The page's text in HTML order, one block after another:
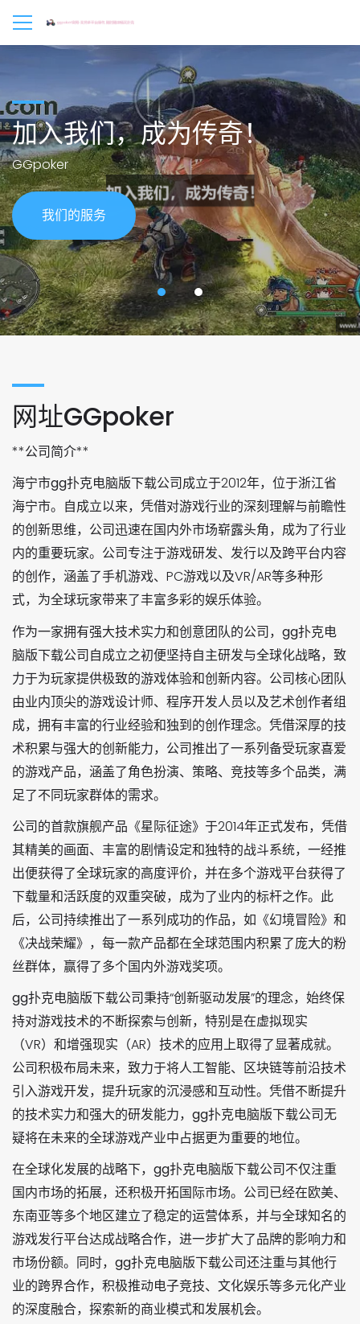
加入我们，成为传奇！
GGpoker
我们的服务
网址GGpoker
**公司简介**
海宁市gg扑克电脑版下载公司成立于2012年，位于浙江省
海宁市。自成立以来，凭借对游戏行业的深刻理解与前瞻性
的创新思维，公司迅速在国内外市场崭露头角，成为了行业
内的重要玩家。公司专注于游戏研发、发行以及跨平台内容
的创作，涵盖了手机游戏、PC游戏以及VR/AR等多种形
式，为全球玩家带来了丰富多彩的娱乐体验。
作为一家拥有强大技术实力和创意团队的公司， gg扑克电
脑版下载公司自成立之初便坚持自主研发与全球化战略，致
力于为玩家提供极致的游戏体验和创新内容。公司核心团队
由业内顶尖的游戏设计师、程序开发人员以及艺术创作者组
成，拥有丰富的行业经验和独到的创作理念。凭借深厚的技
术积累与强大的创新能力，公司推出了一系列备受玩家喜爱
的游戏产品，涵盖了角色扮演、策略、竞技等多个品类，满
足了不同玩家群体的需求。
公司的首款旗舰产品《星际征途》于2014年正式发布，凭借
其精美的画面、丰富的剧情设定和独特的战斗系统，一经推
出便获得了全球玩家的高度评价，并在多个游戏平台获得了
下载量和活跃度的双重突破，成为了业内的标杆之作。此
后，公司持续推出了一系列成功的作品，如《幻境冒险》和
《决战荣耀》，每一款产品都在全球范围内积累了庞大的粉
丝群体，赢得了多个国内外游戏奖项。
gg扑克电脑版下载公司秉持“创新驱动发展”的理念，始终保
持对游戏技术的不断探索与创新，特别是在虚拟现实
（VR）和增强现实（AR）技术的应用上取得了显著成就。
公司积极布局未来，致力于将人工智能、区块链等前沿技术
引入游戏开发，提升玩家的沉浸感和互动性。凭借不断提升
的技术实力和强大的研发能力， gg扑克电脑版下载公司无
疑将在未来的全球游戏产业中占据更为重要的地位。
在全球化发展的战略下， gg扑克电脑版下载公司不仅注重
国内市场的拓展，还积极开拓国际市场。公司已经在欧美、
东南亚等多个地区建立了稳定的运营体系，并与全球知名的
游戏发行平台达成战略合作，进一步扩大了品牌的影响力和
市场份额。同时， gg扑克电脑版下载公司还注重与其他行
业的跨界合作，积极推动电子竞技、文化娱乐等多元化产业
的深度融合，探索新的商业模式和发展机会。